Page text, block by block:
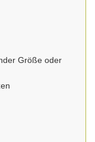
Größe oder